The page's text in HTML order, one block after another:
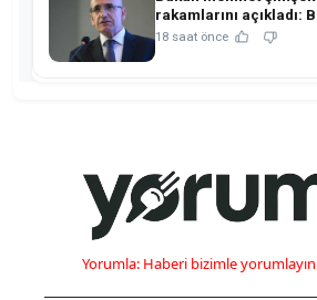
rakamlarını açıkladı:
ve rezervlerde kritik
18 saat önce
Yorumla: Haberi bizimle